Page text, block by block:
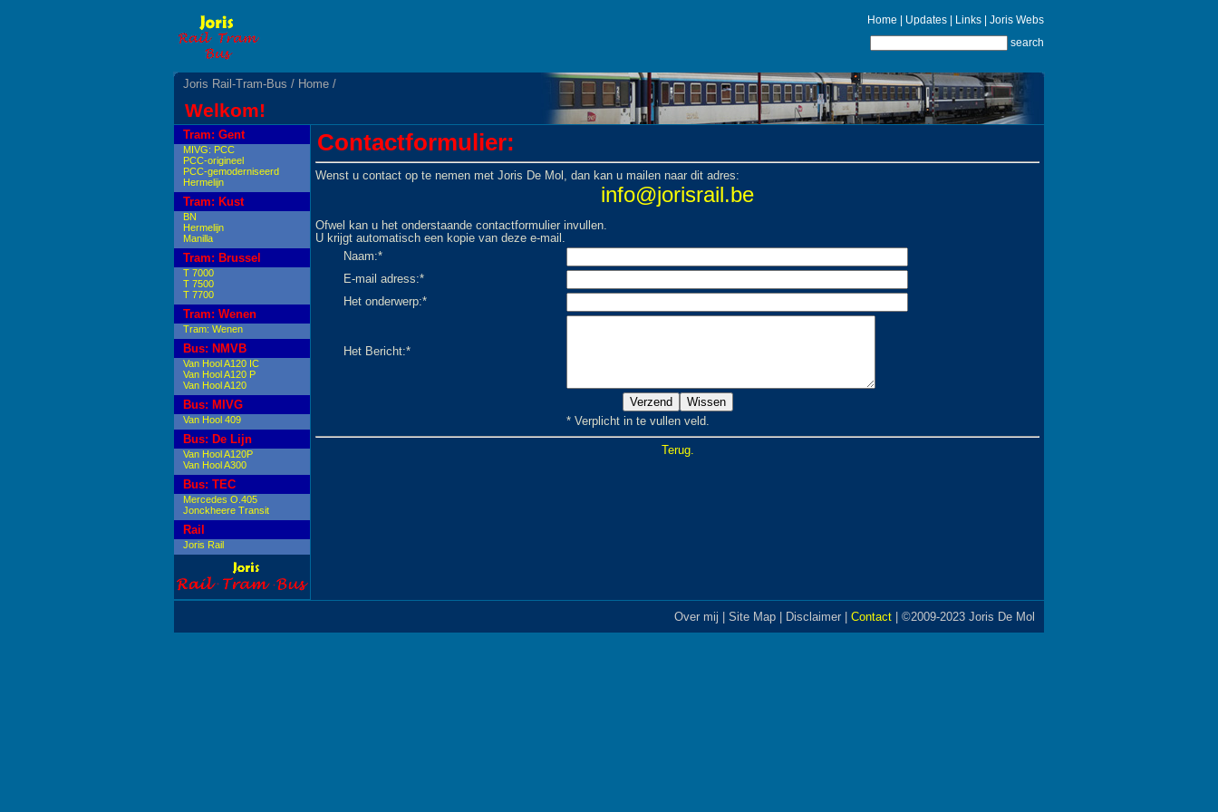
Home Updates Links
Joris Webs
search
Joris Rail-Tram-Bus / Home /
Welkom!
Tram: Gent
MIVG: PCC
PCC-origineel
PCC-gemoderniseerd
Hermelijn
Tram: Kust
BN
Hermelijn
Manilla
Tram: Brussel
T 7000
T 7500
T 7700
Tram: Wenen
Tram: Wenen
Bus: NMVB
Van Hool A120 IC
Van Hool A120 P
Van Hool A120
Bus: MIVG
Van Hool 409
Bus: De Lijn
Van Hool A120P
Van Hool A300
Bus: TEC
Mercedes O.405
Jonckheere Transit
Rail
Joris Rail
Contactformulier:
Wenst u contact op te nemen met Joris De Mol, dan kan u mailen naar dit adres:
info@jorisrail.be
Ofwel kan u het onderstaande contactformulier invullen.
U krijgt automatisch een kopie van deze e-mail.
Naam:*
E-mail adress:*
Het onderwerp:*
Het Bericht:*
* Verplicht in te vullen veld.
Terug.
Over mij Site Map Disclaimer Contact | ©2009-2023 Joris De Mol